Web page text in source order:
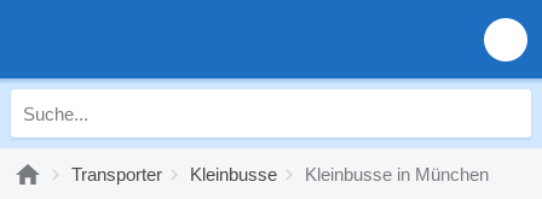
Transporter Kleinbusse Kleinbusse in München